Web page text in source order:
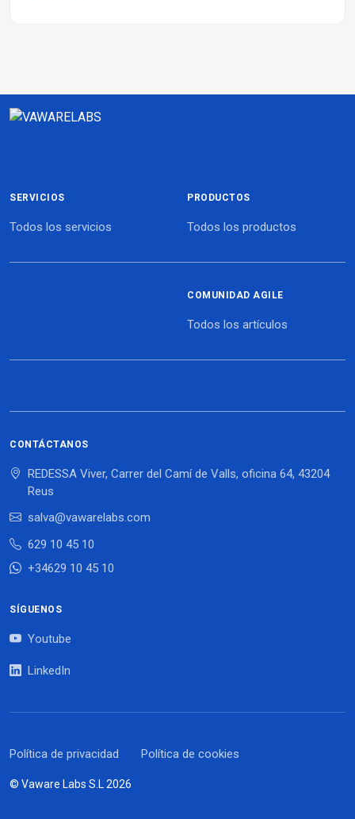
SERVICIOS
Todos los servicios
PRODUCTOS
Todos los productos
COMUNIDAD AGILE
Todos los artículos
CONTÁCTANOS
REDESSA Viver, Carrer del Camí de Valls, oficina 64, 43204
Reus
salva@vawarelabs.com
629 10 45 10
+34629 10 45 10
SÍGUENOS
Youtube
LinkedIn
Política de privacidad Política de cookies
© Vaware Labs S.L 2026